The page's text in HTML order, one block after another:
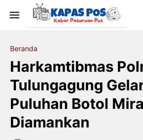
Beranda
Harkamtibmas
Tulungagung
Puluhan Botol
Diamankan